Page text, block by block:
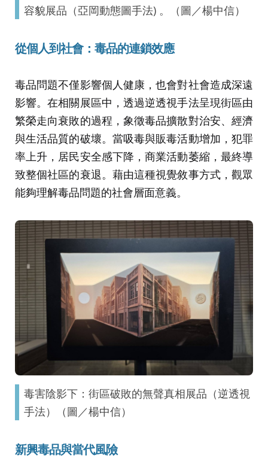
容貌展品（亞岡動態圖手法) 。（圖／楊中信）
從個人到社會：毒品的連鎖效應
毒品問題不僅影響個人健康，也會對社會造成深遠
影響。在相關展區中，透過逆透視手法呈現街區由
繁榮走向衰敗的過程，象徵毒品擴散對治安、經濟
與生活品質的破壞。當吸毒與販毒活動增加，犯罪
率上升，居民安全感下降，商業活動萎縮，最終導
致整個社區的衰退。藉由這種視覺敘事方式，觀眾
能夠理解毒品問題的社會層面意義。
毒害陰影下：街區破敗的無聲真相展品（逆透視
手法）（圖／楊中信）
新興毒品與當代風險